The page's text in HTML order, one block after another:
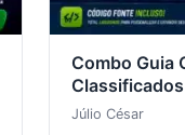
Combo Guia
PHP +
Júlio César